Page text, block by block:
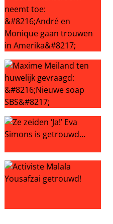
Spee en nieuwe liefde
Geruchtenstroom neemt
trouwen’
Maxime Meiland ten huwelijk
getrouwd’
Ze zeiden ‘Ja!’ Eva Simons